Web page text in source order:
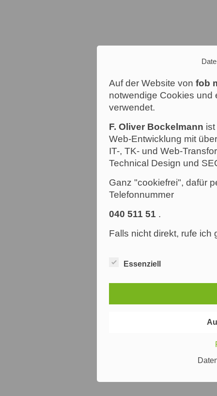
Auf der Website von fob
notwendige Cookies und
verwendet.
F. Oliver Bockelmann
Web-Entwicklung mit
IT-, TK- und Web-
Technical Design und
Ganz "cookiefrei", dafür
Telefonnummer
040 511 51 .
Falls nicht direkt, rufe ich
Essenziell